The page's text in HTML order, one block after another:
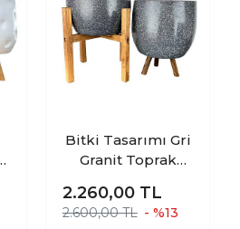
Bitki Tasarımı Gri
Granit Toprak
Salon Çiçeklik
İkili Set 3 Ayaklı- 4
2.260,00 TL
2.600,00 TL - %13